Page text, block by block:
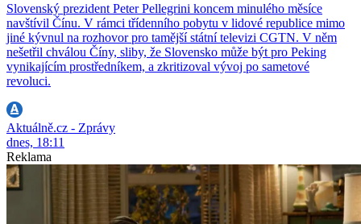
Slovenský prezident Peter Pellegrini koncem minulého měsíce
navštívil Čínu. V rámci třídenního pobytu v lidové republice mimo
jiné kývnul na rozhovor pro tamější státní televizi CGTN. V něm
nešetřil chválou Číny, sliby, že Slovensko může být pro Peking
vynikajícím prostředníkem, a zkritizoval vývoj po sametové
revoluci.
Aktuálně.cz - Zprávy
dnes, 18:11
Reklama